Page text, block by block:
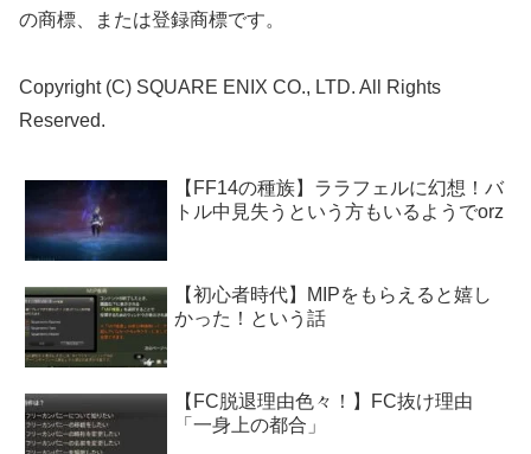
の商標、または登録商標です。
Copyright (C) SQUARE ENIX CO., LTD. All Rights
Reserved.
【FF14の種族】ララフェルに幻想！バ
トル中見失うという方もいるようでorz
【初心者時代】MIPをもらえると嬉し
かった！という話
【FC脱退理由色々！】FC抜け理由
「一身上の都合」